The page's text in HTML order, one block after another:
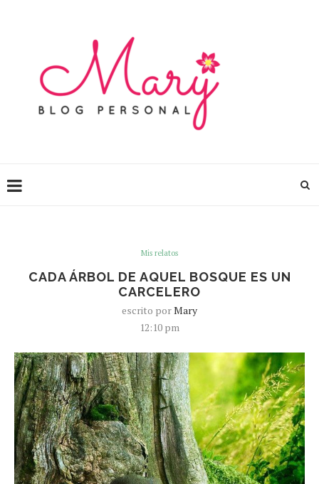
Mis relatos
CADA ÁRBOL DE AQUEL BOSQUE ES UN
CARCELERO
escrito porMary
12:10 pm